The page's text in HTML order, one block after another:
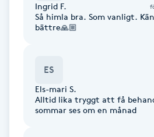
Dermapen
Enzympeeling
Ingrid F.
Så himla bra. Som vanligt.
bättre🙏🏼
ES
Els-mari S.
Alltid lika tryggt att få behandling
sommar ses om en månad